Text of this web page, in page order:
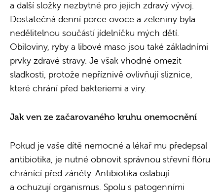
a další složky nezbytné pro jejich zdravý vývoj.
Dostatečná denní porce ovoce a zeleniny byla
nedělitelnou součástí jídelníčku mých dětí.
Obiloviny, ryby a libové maso jsou také základními
prvky zdravé stravy. Je však vhodné omezit
sladkosti, protože nepříznivě ovlivňují sliznice,
které chrání před bakteriemi a viry.
Jak ven ze začarovaného kruhu onemocnění
Pokud je vaše dítě nemocné a lékař mu předepsal
antibiotika, je nutné obnovit správnou střevní flóru
chránící před záněty. Antibiotika oslabují
a ochuzují organismus. Spolu s patogenními